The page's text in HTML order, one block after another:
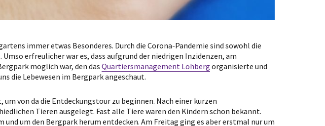
immer etwas Besonderes. Durch die Corona-Pandemie sind sowohl die
erfreulicher war es, dass aufgrund der niedrigen Inzidenzen, am
möglich war, den das Quartiersmanagement Lohberg organisierte und
die Lebewesen im Bergpark angeschaut.
von da die Entdeckungstour zu beginnen. Nach einer kurzen
Tieren ausgelegt. Fast alle Tiere waren den Kindern schon bekannt.
um den Bergpark herum entdecken. Am Freitag ging es aber erstmal nur um